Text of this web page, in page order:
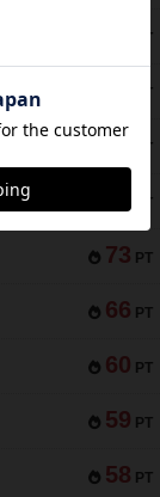
PT
PT
75 PT
PT
73 PT
66 PT
60 PT
59 PT
58 PT